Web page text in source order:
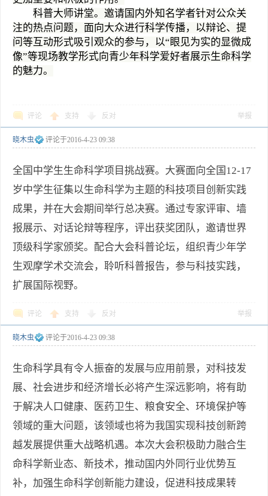
科普大师讲堂。邀请国内外知名学者针对公众关
注的热点问题，面向大众进行科学传播，以辩论、提
问等互动形式吸引观众的参与，以“眼见为实的显微成
像”等现场教学形式向青少年科学爱好者展示生命科学
的魅力。
评论 支持 反对 举报
晓木虫 评论于2016-4-23 09:38
全国中学生生命科学项目挑战赛。大赛面向全国12-17
岁中学生征集以生命科学为主题的科技项目创新实践
成果，并在大会期间举行总决赛。通过专家评审、墙
报展示、对话论辩等程序，评出获奖团队，邀请世界
顶级科学家颁奖。配合大会科普论坛，组织青少年学
生观摩学术交流会，聆听科普报告，参与科技实践，
扩展国际视野。
评论 支持 反对 举报
晓木虫 评论于2016-4-23 09:38
生命科学具有令人振奋的发展与应用前景，对科技发
展、社会进步和经济增长必将产生深远影响，将有助
于解决人口健康、医药卫生、粮食安全、环境保护等
领域的重大问题，该领域也将为我国实现科技创新跨
越发展提供重大战略机遇。本次大会积极助力融合生
命科学新业态、新技术，推动国内外同行业优势互
补，加强生命科学创新能力建设，促进科技成果转